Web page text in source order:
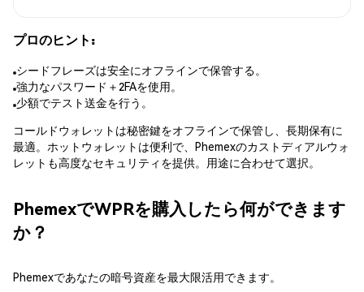
プロのヒント:
シードフレーズは安全にオフラインで保管する。
強力なパスワード＋2FAを使用。
少額でテスト送金を行う。
コールドウォレットは秘密鍵をオフラインで保管し、長期保有に
最適。ホットウォレットは便利で、Phemexのカストディアルウォ
レットも高度なセキュリティを提供。用途に合わせて選択。
PhemexでWPRを購入したら何ができます
か？
Phemexであなたの暗号資産を最大限活用できます。